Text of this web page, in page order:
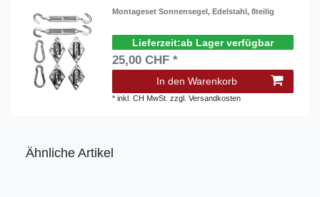
Montageset Sonnensegel, Edelstahl, 8teilig
ab Lager verfügbar
25,00 CHF *
In den Warenkorb
*inkl. CH MwSt. zzgl.Versandkosten
Ähnliche Artikel